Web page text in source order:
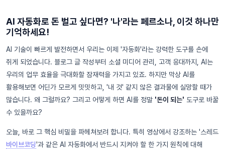
AI 자동화로 돈 벌고 싶다면? '나'라는 페르소나, 이것 하나만
기억하세요!
AI 기술이 빠르게 발전하면서 우리는 이제 '자동화'라는 강력한 도구를 손에
쥐게 되었습니다. 블로그 글 작성부터 소셜 미디어 관리, 고객 응대까지, AI는
우리의 업무 효율을 극대화할 잠재력을 가지고 있죠. 하지만 막상 AI를
활용해보면 어딘가 모르게 밋밋하고, '내 것' 같지 않은 결과물에 실망할 때가
많습니다. 왜 그럴까요? 그리고 어떻게 하면 AI를 정말 '돈이 되는' 도구로 바꿀
수 있을까요?
오늘, 바로 그 핵심 비밀을 파헤쳐보려 합니다. 특히 영상에서 강조하는 '스레드
바이브코딩'과 같은 AI 자동화에서 반드시 지켜야 할 한 가지 원칙에 대해